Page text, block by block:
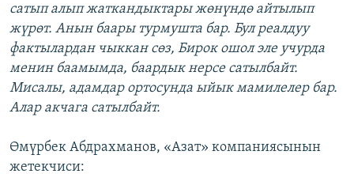
сатып алып жаткандыктары жөнүндө айтылып
жүрөт. Анын баары турмушта бар. Бул реалдуу
фактылардан чыккан сөз, Бирок ошол эле учурда
менин баамымда, баардык нерсе сатылбайт.
Мисалы, адамдар ортосунда ыйык мамилелер бар.
Алар акчага сатылбайт.
Өмүрбек Абдрахманов, «Азат» компаниясынын
жетекчиси: